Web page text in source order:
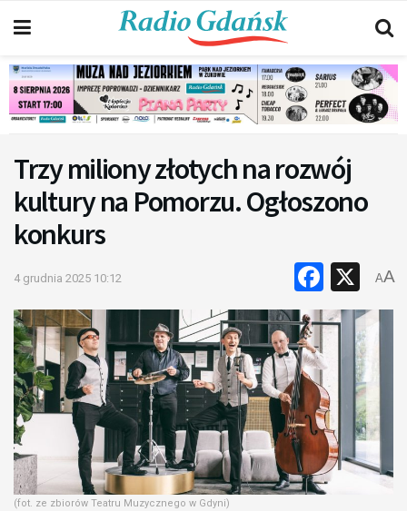
Trzy miliony złotych na rozwój
kultury na Pomorzu. Ogłoszono
konkurs
4 grudnia 2025 10:12 X
AA
(fot. ze zbiorów Teatru Muzycznego w Gdyni)